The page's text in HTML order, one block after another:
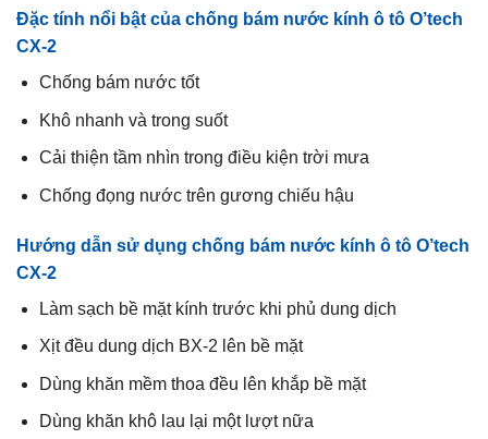
Đặc tính nổi bật của chống bám nước kính ô tô O’tech
CX-2
Chống bám nước tốt
Khô nhanh và trong suốt
Cải thiện tầm nhìn trong điều kiện trời mưa
Chống đọng nước trên gương chiếu hậu
Hướng dẫn sử dụng chống bám nước kính ô tô O’tech
CX-2
Làm sạch bề mặt kính trước khi phủ dung dịch
Xịt đều dung dịch BX-2 lên bề mặt
Dùng khăn mềm thoa đều lên khắp bề mặt
Dùng khăn khô lau lại một lượt nữa